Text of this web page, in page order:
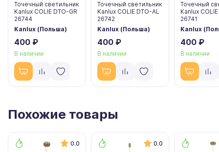
Точечный светильник
Kanlux COLIE DTO-GR
26744
Kanlux (Польша)
400 ₽
В наличии
Точечный светильник
Kanlux COLIE DTO-AL
26742
Kanlux (Польша)
400 ₽
В наличии
Точечный
Kanlux
26741
Kanlux
400 ₽
В наличии
Похожие товары
0.0 0.0